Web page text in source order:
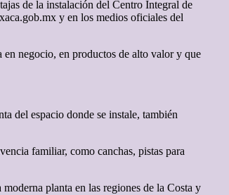
de la instalación del Centro Integral de
y en los medios oficiales del
en negocio, en productos de alto valor y que
del espacio donde se instale, también
familiar, como canchas, pistas para
planta en las regiones de la Costa y